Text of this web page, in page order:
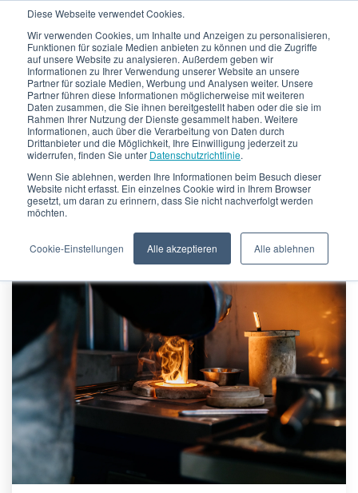
Diese Webseite verwendet Cookies.
Wir verwenden Cookies, um Inhalte und Anzeigen zu personalisieren,
Funktionen für soziale Medien anbieten zu können und die Zugriffe
auf unsere Website zu analysieren. Außerdem geben wir
Informationen zu Ihrer Verwendung unserer Website an unsere
Partner für soziale Medien, Werbung und Analysen weiter. Unsere
Partner führen diese Informationen möglicherweise mit weiteren
Daten zusammen, die Sie ihnen bereitgestellt haben oder die sie im
Rahmen Ihrer Nutzung der Dienste gesammelt haben. Weitere
Informationen, auch über die Verarbeitung von Daten durch
Drittanbieter und die Möglichkeit, Ihre Einwilligung jederzeit zu
widerrufen, finden Sie unter Datenschutzrichtlinie.
Wenn Sie ablehnen, werden Ihre Informationen beim Besuch dieser
Website nicht erfasst. Ein einzelnes Cookie wird in Ihrem Browser
gesetzt, um daran zu erinnern, dass Sie nicht nachverfolgt werden
möchten.
Cookie-Einstellungen Alle akzeptieren Alle ablehnen
CRONIMET Envirotec
Blog